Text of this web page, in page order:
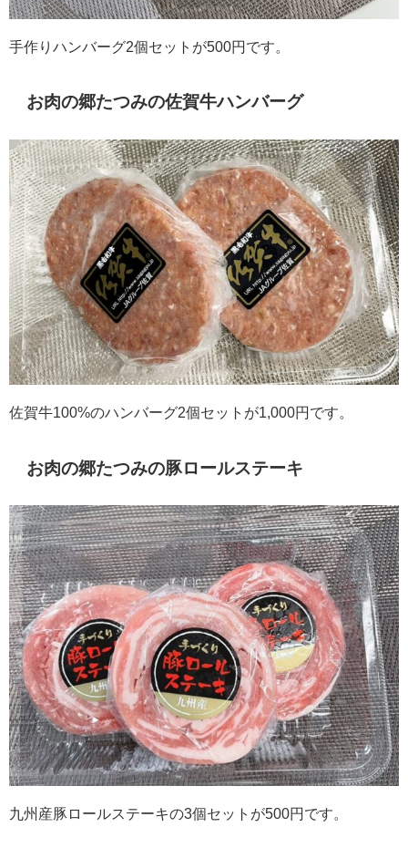
手作りハンバーグ2個セットが500円です。
お肉の郷たつみの佐賀牛ハンバーグ
佐賀牛100%のハンバーグ2個セットが1,000円です。
お肉の郷たつみの豚ロールステーキ
九州産豚ロールステーキの3個セットが500円です。